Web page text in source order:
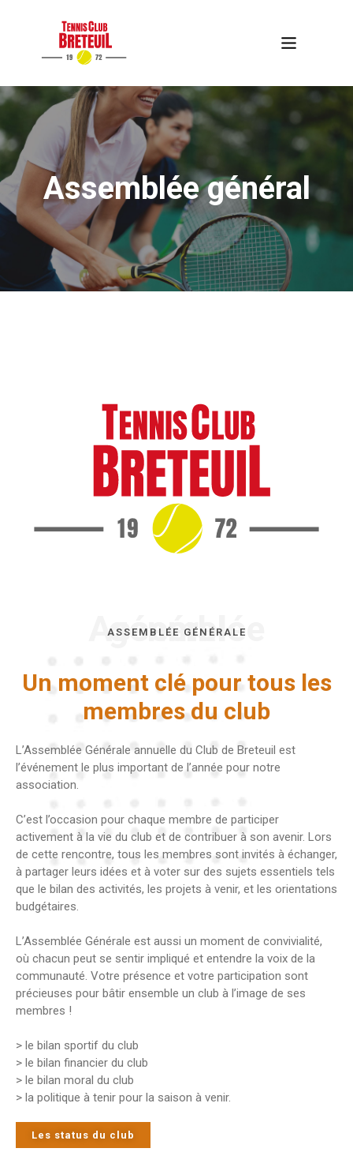
Assemblée général
ASSEMBLÉE GÉNÉRALE
Assemblée générale
Un moment clé pour tous les
membres du club
L’Assemblée Générale annuelle du Club de Breteuil est
l’événement le plus important de l’année pour notre
association.
C’est l’occasion pour chaque membre de participer
activement à la vie du club et de contribuer à son avenir. Lors
de cette rencontre, tous les membres sont invités à échanger,
à partager leurs idées et à voter sur des sujets essentiels tels
que le bilan des activités, les projets à venir, et les orientations
budgétaires.
L’Assemblée Générale est aussi un moment de convivialité,
où chacun peut se sentir impliqué et entendre la voix de la
communauté. Votre présence et votre participation sont
précieuses pour bâtir ensemble un club à l’image de ses
membres !
> le bilan sportif du club
> le bilan financier du club
> le bilan moral du club
> la politique à tenir pour la saison à venir.
Les status du club